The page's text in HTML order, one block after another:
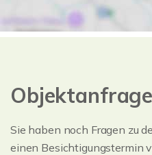
Objektanfrage
Sie haben noch Fragen zu
einen Besichtigungstermin